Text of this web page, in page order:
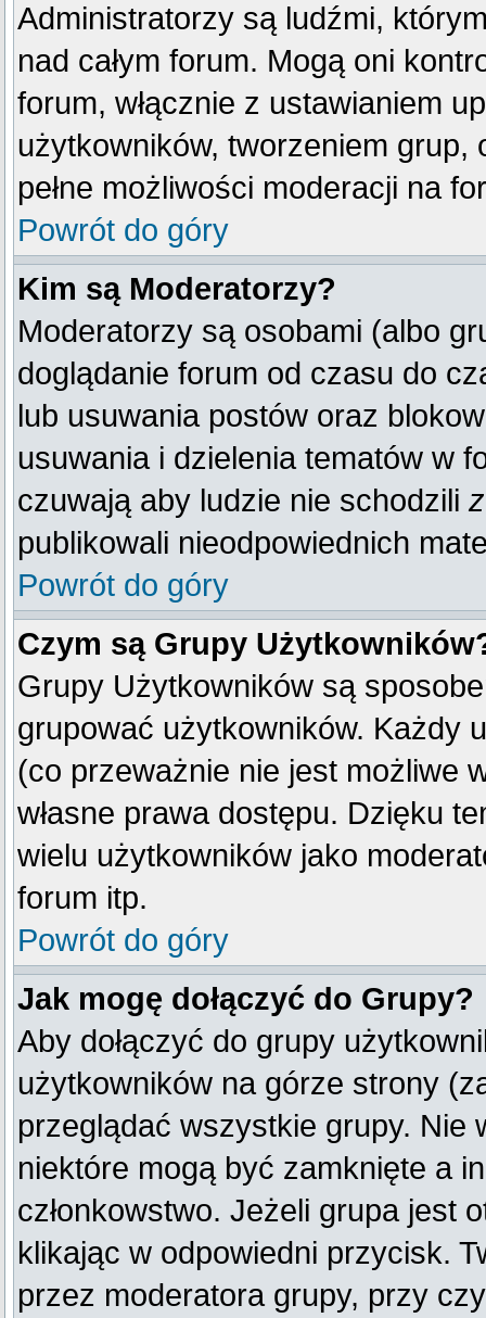
Administratorzy są ludźmi,
nad całym forum. Mogą oni
forum, włącznie z ustawianiem
użytkowników, tworzeniem
pełne możliwości moderacji na
Powrót do góry
Kim są Moderatorzy?
Moderatorzy są osobami (albo
doglądanie forum od czasu do
lub usuwania postów oraz
usuwania i dzielenia tematów w
czuwają aby ludzie nie schodzili
publikowali nieodpowiednich
Powrót do góry
Czym są Grupy
Grupy Użytkowników są
grupować użytkowników. Każdy
(co przeważnie nie jest możliwe
własne prawa dostępu. Dzięku
wielu użytkowników jako
forum itp.
Powrót do góry
Jak mogę dołączyć do Grupy?
Aby dołączyć do grupy
użytkowników na górze strony
przeglądać wszystkie grupy. Nie
niektóre mogą być zamknięte a
członkowstwo. Jeżeli grupa jest
klikając w odpowiedni przycisk.
przez moderatora grupy, przy